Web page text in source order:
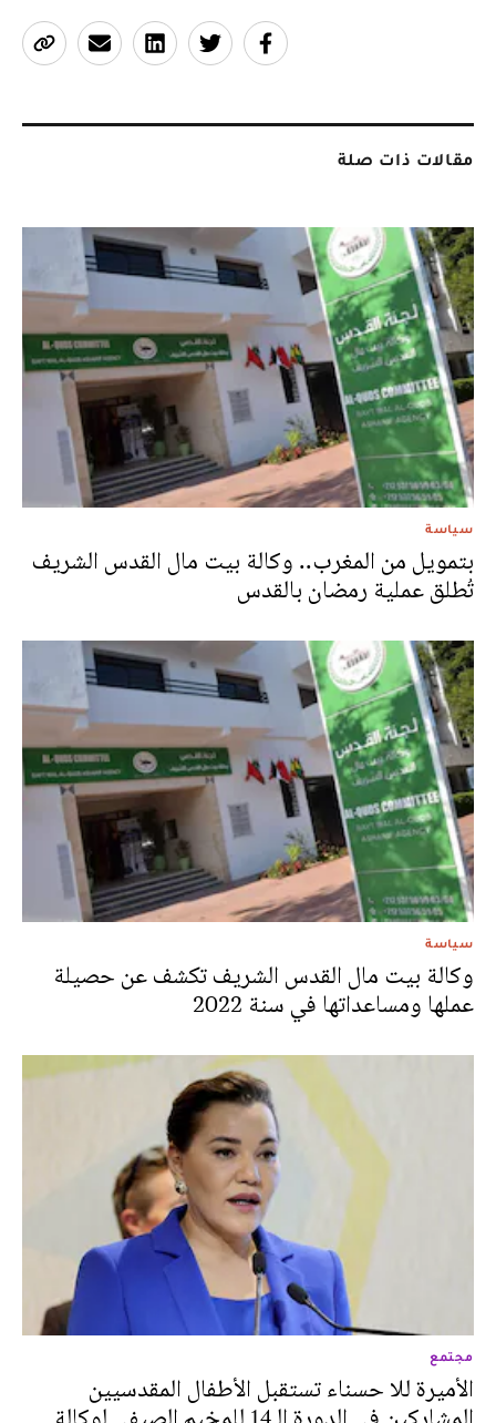
مقالات ذات صلة
سياسة
بتمويل من المغرب.. وكالة بيت مال القدس الشريف
تُطلق عملية رمضان بالقدس
سياسة
وكالة بيت مال القدس الشريف تكشف عن حصيلة
عملها ومساعداتها في سنة 2022
مجتمع
الأميرة للا حسناء تستقبل الأطفال المقدسيين